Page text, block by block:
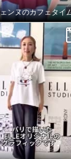
ンヌのカフェタイ